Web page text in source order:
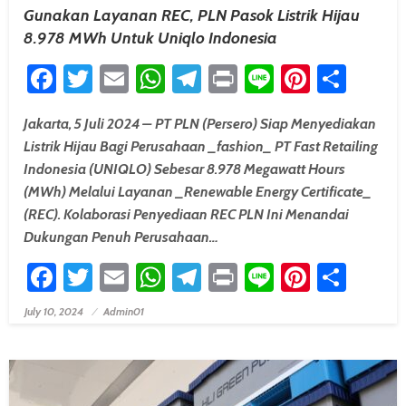
Gunakan Layanan REC, PLN Pasok Listrik Hijau
8.978 MWh Untuk Uniqlo Indonesia
Facebook
Twitter
EmailWhatsApp
Telegram
PrintLine
Jakarta, 5 Juli 2024 – PT PLN (Persero) Siap Menyediakan
Listrik Hijau Bagi Perusahaan _fashion_ PT Fast Retailing
Indonesia (UNIQLO) Sebesar 8.978 Megawatt Hours
(MWh) Melalui Layanan _Renewable Energy Certificate_
(REC). Kolaborasi Penyediaan REC PLN Ini Menandai
Dukungan Penuh Perusahaan…
Facebook
Twitter
EmailWhatsApp
Telegram
PrintLine
Posted On
July 10, 2024 Admin01